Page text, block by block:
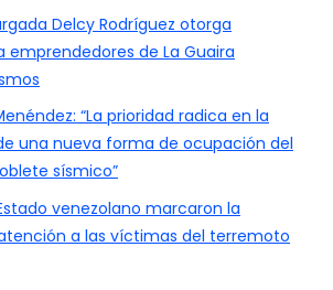
Delcy Rodríguez otorga
de La Guaira
“La prioridad radica en la
una nueva forma de ocupación del
sísmico”
venezolano marcaron la
a las víctimas del terremoto